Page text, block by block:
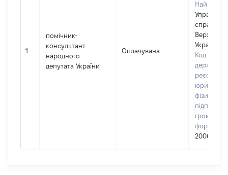
1
помічник-
консультант
народного
депутата України
Оплачувана
справами
України
Код в
реєстрі
фізичних
20064120